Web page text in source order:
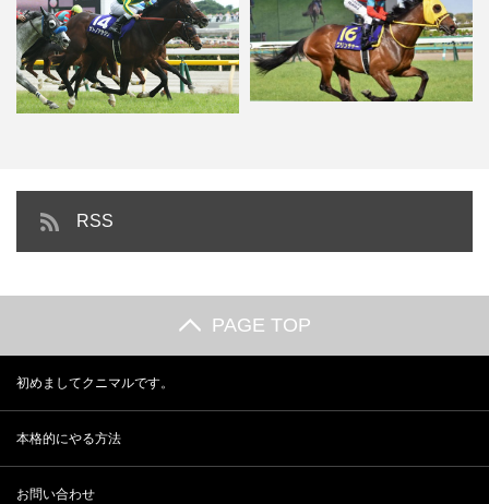
保護中: 2017 安田記念はサトノ
アラジン 池江厩舎が…
保護中: 2017 ダービー 「クリ
RSS
PAGE TOP
初めましてクニマルです。
本格的にやる方法
お問い合わせ